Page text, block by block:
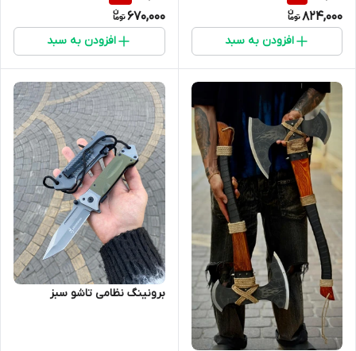
کمپ و کوهنوردی و هیزم
824,000
افزودن به سبد
کمپ و کوهنوردی و هیزم
670,000
افزودن به سبد
برونینگ نظامی تاشو سبز